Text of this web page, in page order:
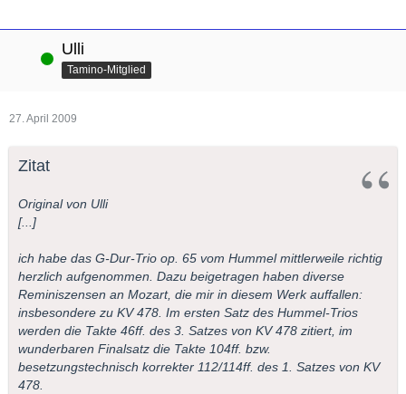
Online Ulli
Tamino-Mitglied
27. April 2009
Zitat
Original von Ulli
[...]
ich habe das G-Dur-Trio op. 65 vom Hummel mittlerweile richtig
herzlich aufgenommen. Dazu beigetragen haben diverse
Reminiszensen an Mozart, die mir in diesem Werk auffallen:
insbesondere zu KV 478. Im ersten Satz des Hummel-Trios
werden die Takte 46ff. des 3. Satzes von KV 478 zitiert, im
wunderbaren Finalsatz die Takte 104ff. bzw.
besetzungstechnisch korrekter 112/114ff. des 1. Satzes von KV
478.